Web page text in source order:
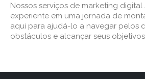
Nossos serviços de marketing
experiente em uma jornada de
aqui para ajudá-lo a navegar pelos
obstáculos e alcançar seus